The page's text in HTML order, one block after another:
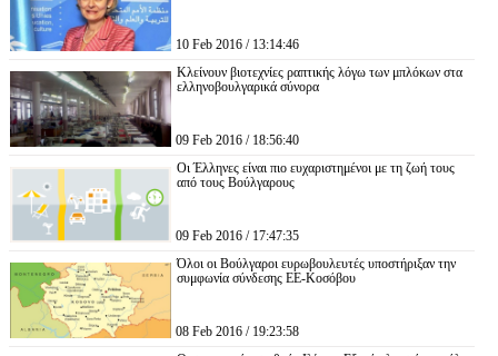
10 Feb 2016 / 13:14:46
Κλείνουν βιοτεχνίες ραπτικής λόγω των μπλόκων στα
ελληνοβουλγαρικά σύνορα
09 Feb 2016 / 18:56:40
Οι Έλληνες είναι πιο ευχαριστημένοι με τη ζωή τους
από τους Βούλγαρους
09 Feb 2016 / 17:47:35
Όλοι οι Βούλγαροι ευρωβουλευτές υποστήριξαν την
συμφωνία σύνδεσης ΕΕ-Κοσόβου
08 Feb 2016 / 19:23:58